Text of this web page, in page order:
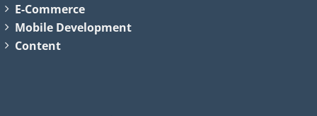
E-Commerce
Mobile Development
Content